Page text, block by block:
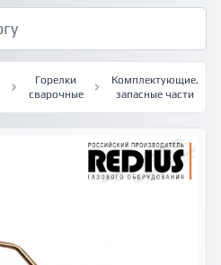
Горелки
сварочные
Комплектующие,
запасные части